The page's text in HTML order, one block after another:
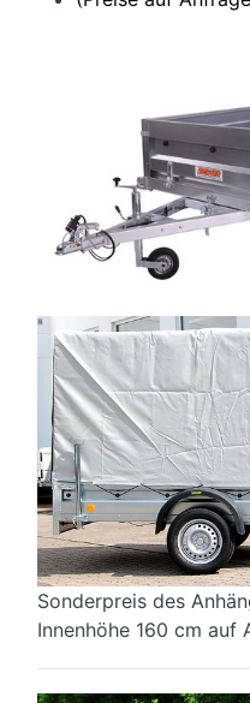
Sonderpreis des
Innenhöhe 160 cm auf